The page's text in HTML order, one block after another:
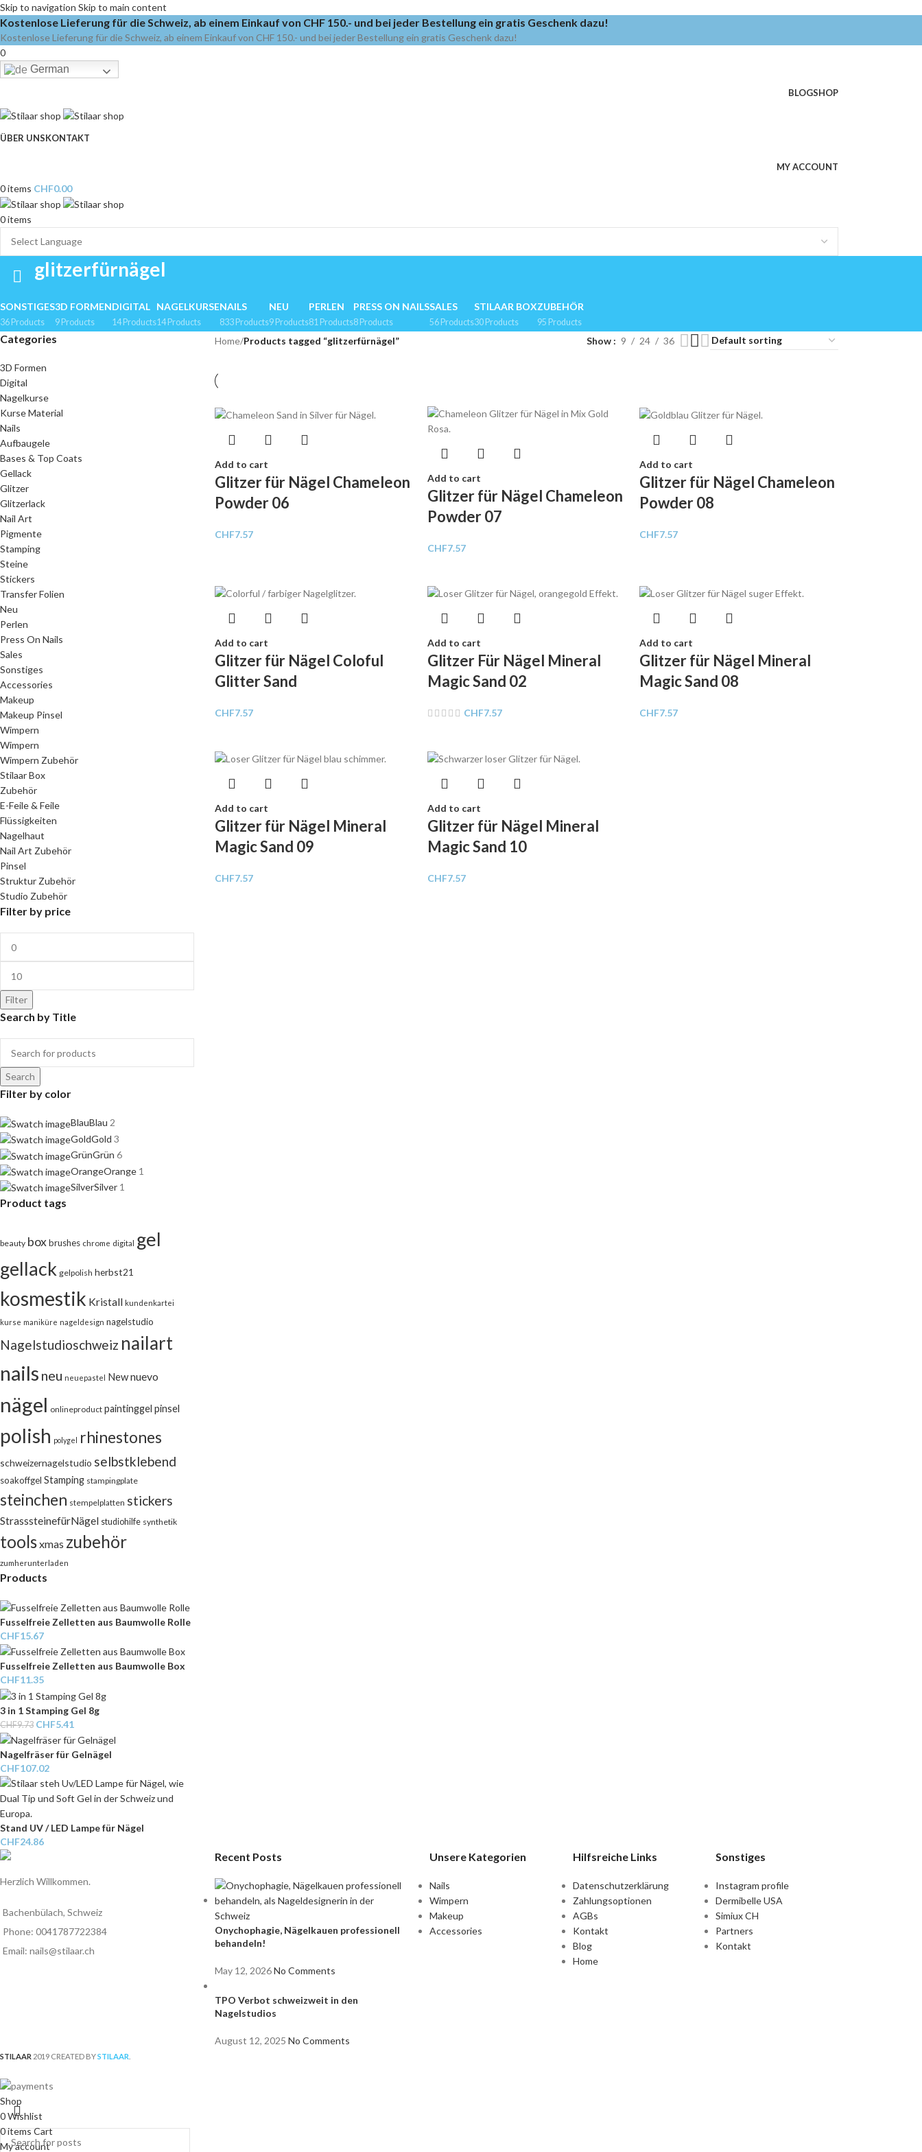
Skip to navigation Skip to main content
Kostenlose Lieferung für die Schweiz, ab einem Einkauf von CHF 150.- und bei jeder Bestellung ein gratis Geschenk dazu!
Kostenlose Lieferung für die Schweiz, ab einem Einkauf von CHF 150.- und bei jeder Bestellung ein gratis Geschenk dazu!
0
German
BLOGSHOP
ÜBER UNSKONTAKT
MY ACCOUNT
0items CHF0.00
0items
glitzerfürnägel
SONSTIGES
36 Products
3D FORMEN
9 Products
DIGITAL
14 Products
NAGELKURSE
14 Products
NAILS
833 Products
NEU
9 Products
PERLEN
81 Products
PRESS ON NAILS
8 Products
SALES
56 Products
STILAAR BOX
30 Products
ZUBEHÖR
95 Products
Categories
3D Formen
Digital
Nagelkurse
Kurse Material
Nails
Aufbaugele
Bases & Top Coats
Gellack
Glitzer
Glitzerlack
Nail Art
Pigmente
Stamping
Steine
Stickers
Transfer Folien
Neu
Perlen
Press On Nails
Sales
Sonstiges
Accessories
Makeup
Makeup Pinsel
Wimpern
Wimpern
Wimpern Zubehör
Stilaar Box
Zubehör
E-Feile & Feile
Flüssigkeiten
Nagelhaut
Nail Art Zubehör
Pinsel
Struktur Zubehör
Studio Zubehör
Filter by price
Filter
Search by Title
Search
Filter by color
BlauBlau 2
GoldGold 3
GrünGrün 6
OrangeOrange 1
SilverSilver 1
Product tags
beauty boxbrushes chrome digital gel
gellack gelpolish herbst21
kosmestik Kristall kundenkartei
kurse maniküre nageldesign nagelstudio
Nagelstudioschweiz nailart
nails neu neuepastel Newnuevo
nägel onlineproduct paintinggel pinsel
polish polygel rhinestones
schweizernagelstudio selbstklebend
soakoffgel Stamping stampingplate
steinchen stempelplatten stickers
StrasssteinefürNägel studiohilfe synthetik
toolsxmas zubehör
zumherunterladen
Products
Fusselfreie Zelletten aus Baumwolle Rolle
CHF15.67
Fusselfreie Zelletten aus Baumwolle Box
CHF11.35
3 in 1 Stamping Gel 8g
CHF9.73 CHF5.41
Nagelfräser für Gelnägel
CHF107.02
Stand UV / LED Lampe für Nägel
CHF24.86
Home/Products tagged “glitzerfürnägel” Show 9 24 36
Add to cart
Glitzer für Nägel Chameleon
Powder 06
CHF7.57
Add to cart
Glitzer für Nägel Chameleon
Powder 07
CHF7.57
Add to cart
Glitzer für Nägel Chameleon
Powder 08
CHF7.57
Add to cart
Glitzer für Nägel Coloful
Glitter Sand
CHF7.57
Add to cart
Glitzer Für Nägel Mineral
Magic Sand 02
CHF7.57
Add to cart
Glitzer für Nägel Mineral
Magic Sand 08
CHF7.57
Add to cart
Glitzer für Nägel Mineral
Magic Sand 09
CHF7.57
Add to cart
Glitzer für Nägel Mineral
Magic Sand 10
CHF7.57
Herzlich Willkommen.
Bachenbülach, Schweiz
Phone: 0041787722384
Email: nails@stilaar.ch
Recent Posts
Onychophagie, Nägelkauen professionell
behandeln!
May 12, 2026No Comments
TPO Verbot schweizweit in den
Nagelstudios
August 12, 2025 No Comments
Unsere Kategorien
Nails
Wimpern
Makeup
Accessories
Hilfsreiche Links
Datenschutzerklärung
Zahlungsoptionen
AGBs
Kontakt
Blog
Home
Sonstiges
Instagram profile
Dermibelle USA
Simiux CH
Partners
Kontakt
STILAAR 2019 CREATED BYSTILAAR
Shop
0Wishlist
0itemsCart
My account